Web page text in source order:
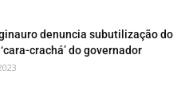
denuncia subutilização do
crachá’ do governador